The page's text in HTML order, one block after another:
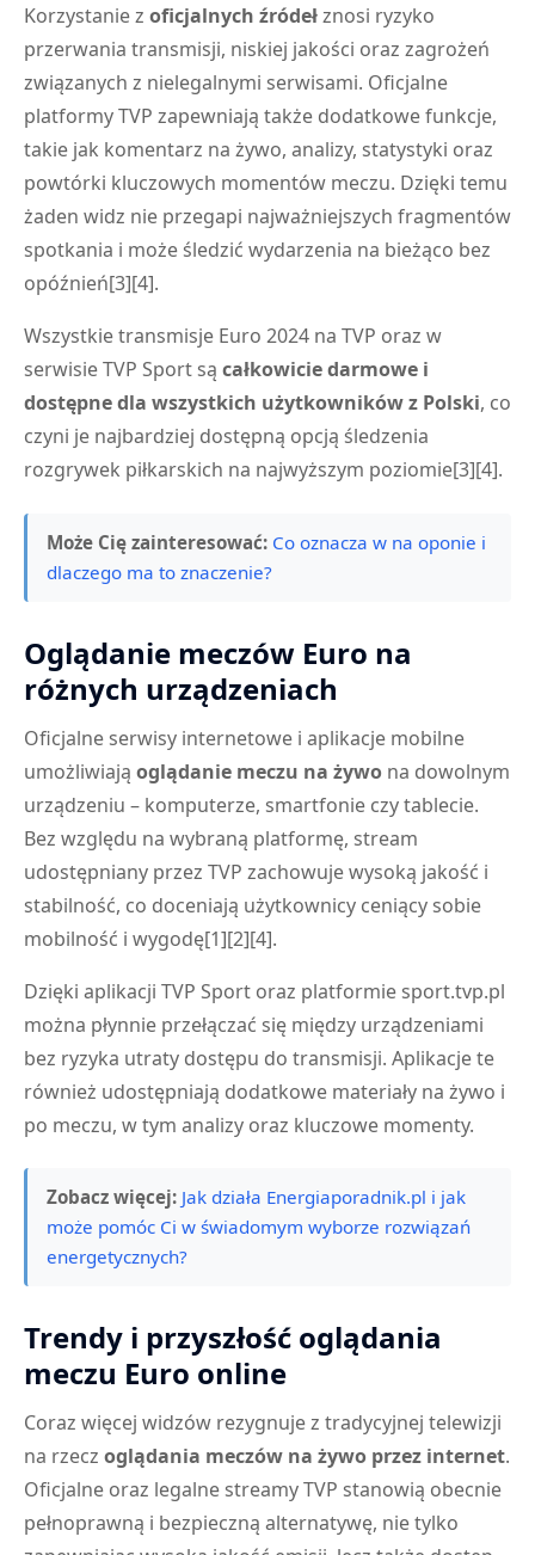
Korzystanie z oficjalnych źródełznosi ryzyko
przerwania transmisji, niskiej jakości oraz zagrożeń
związanych z nielegalnymi serwisami. Oficjalne
platformy TVP zapewniają także dodatkowe funkcje,
takie jak komentarz na żywo, analizy, statystyki oraz
powtórki kluczowych momentów meczu. Dzięki temu
żaden widz nie przegapi najważniejszych fragmentów
spotkania i może śledzić wydarzenia na bieżąco bez
opóźnień[3][4].
Wszystkie transmisje Euro 2024 na TVP oraz w
serwisie TVP Sport są całkowicie darmowe i
dostępne dla wszystkich użytkowników z Polski, co
czyni je najbardziej dostępną opcją śledzenia
rozgrywek piłkarskich na najwyższym poziomie[3][4].
Może Cię zainteresować: Co oznacza w na oponie i
dlaczego ma to znaczenie?
Oglądanie meczów Euro na
różnych urządzeniach
Oficjalne serwisy internetowe i aplikacje mobilne
umożliwiają oglądanie meczu na żywo na dowolnym
urządzeniu – komputerze, smartfonie czy tablecie.
Bez względu na wybraną platformę, stream
udostępniany przez TVP zachowuje wysoką jakość i
stabilność, co doceniają użytkownicy ceniący sobie
mobilność i wygodę[1][2][4].
Dzięki aplikacji TVP Sport oraz platformie sport.tvp.pl
można płynnie przełączać się między urządzeniami
bez ryzyka utraty dostępu do transmisji. Aplikacje te
również udostępniają dodatkowe materiały na żywo i
po meczu, w tym analizy oraz kluczowe momenty.
Zobacz więcej: Jak działa Energiaporadnik.pl i jak
może pomóc Ci w świadomym wyborze rozwiązań
energetycznych?
Trendy i przyszłość oglądania
meczu Euro online
Coraz więcej widzów rezygnuje z tradycyjnej telewizji
na rzecz oglądania meczów na żywo przez internet.
Oficjalne oraz legalne streamy TVP stanowią obecnie
pełnoprawną i bezpieczną alternatywę, nie tylko